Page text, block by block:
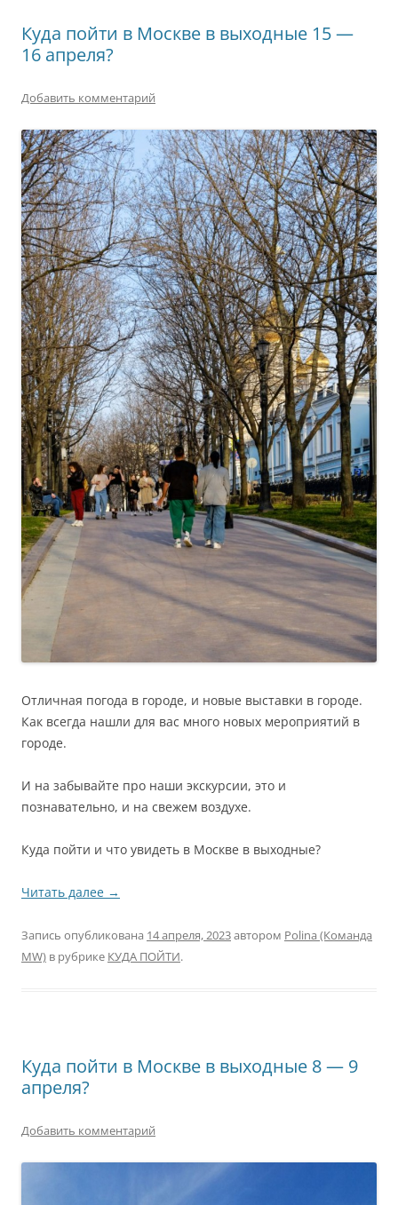
Куда пойти в Москве в выходные 15 —
16 апреля?
Добавить комментарий
Отличная погода в городе, и новые выставки в городе.
Как всегда нашли для вас много новых мероприятий в
городе.
И на забывайте про наши экскурсии, это и
познавательно, и на свежем воздухе.
Куда пойти и что увидеть в Москве в выходные?
Читать далее →
Запись опубликована 14 апреля, 2023автором Polina (Команда
MW) в рубрике КУДА ПОЙТИ.
Куда пойти в Москве в выходные 8 — 9
апреля?
Добавить комментарий